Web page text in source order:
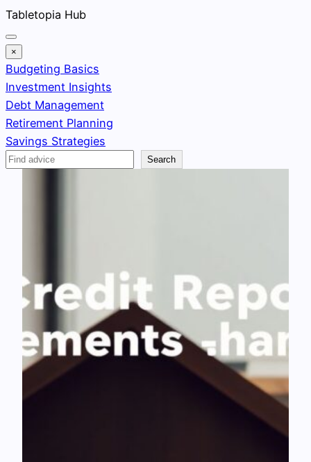
Skip
to
content
Tabletopia Hub
×
Budgeting Basics
Investment Insights
Debt Management
Retirement Planning
Savings Strategies
Search
Search